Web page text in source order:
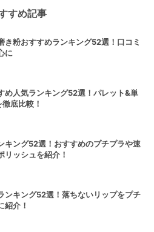
すめ記事
き粉おすすめランキング52選！口コミ
に
め人気ランキング52選！パレット&単
底比較！
キング52選！おすすめのプチプラや速
リッシュを紹介！
ンキング52選！落ちないリップをプチ
紹介！